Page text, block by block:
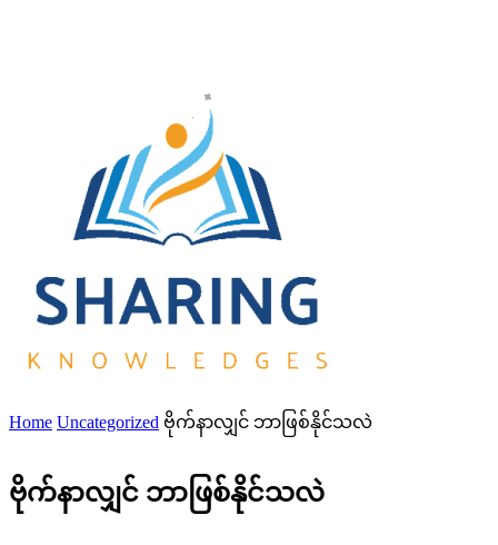
Home Uncategorized ဗိုက်နာလျှင် ဘာဖြစ်နိုင်သလဲ
ဗိုက်နာလျှင် ဘာဖြစ်နိုင်သလဲ